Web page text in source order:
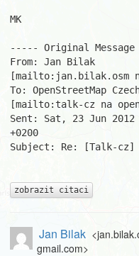
MK
----- Original
From: Jan Bilak
[mailto:jan.bilak.osm
To: OpenStreetMap
[mailto:talk-cz na
Sent: Sat, 23 Jun 2012
+0200
Subject: Re: [Talk-cz]
zobrazit citaci
Jan Bilak
gmail.com>